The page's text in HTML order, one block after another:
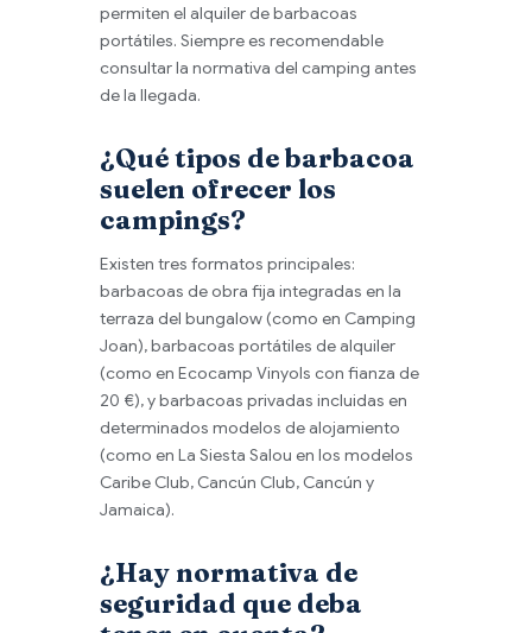
permiten el alquiler de barbacoas
portátiles. Siempre es recomendable
consultar la normativa del camping antes
de la llegada.
¿Qué tipos de barbacoa
suelen ofrecer los
campings?
Existen tres formatos principales:
barbacoas de obra fija integradas en la
terraza del bungalow (como en Camping
Joan), barbacoas portátiles de alquiler
(como en Ecocamp Vinyols con fianza de
20 €), y barbacoas privadas incluidas en
determinados modelos de alojamiento
(como en La Siesta Salou en los modelos
Caribe Club, Cancún Club, Cancún y
Jamaica).
¿Hay normativa de
seguridad que deba